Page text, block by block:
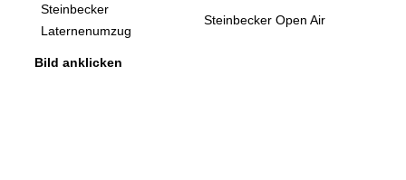
Steinbecker
Laternenumzug
Steinbecker Open Air
Bild anklicken